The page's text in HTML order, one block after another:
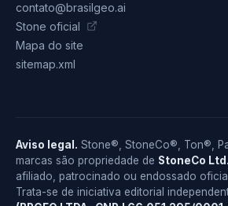
contato@brasilgeo.ai
Stone oficial
Mapa do site
sitemap.xml
Aviso legal. Stone®, StoneCo®, Ton®,
marcas são propriedade de StoneCo Ltd.
afiliado, patrocinado ou endossado
Trata-se de iniciativa editorial